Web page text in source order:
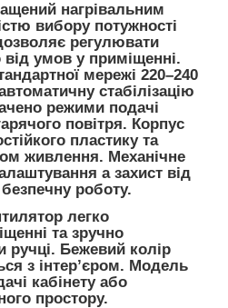
нагрівальним
вибору потужності
регулювати
від умов у приміщенні.
мережі 220–240
стабілізацію
режими подачі
повітря. Корпус
пластику та
живлення. Механічне
а захист від
роботу.
легко
та зручно
ручці. Бежевий колір
з інтер’єром. Модель
кабінету або
простору.